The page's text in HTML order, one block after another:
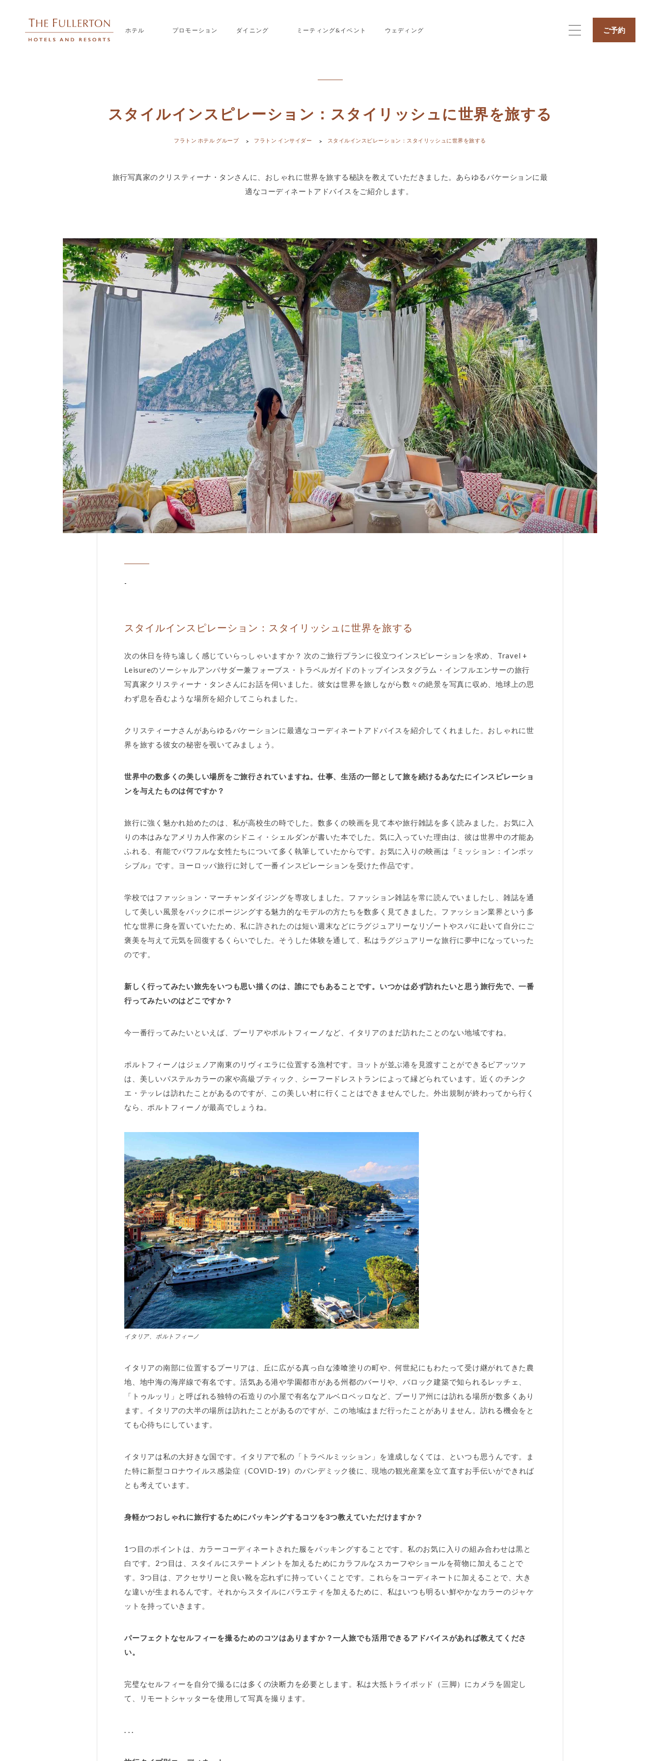
ホテル プロモーション ダイニング ミーティング&イベント ウェディング ご予約
スタイルインスピレーション：スタイリッシュに世界を旅する
フラトン ホテル グループ フラトン インサイダー スタイルインスピレーション：スタイリッシュに世界を旅する
旅行写真家のクリスティーナ・タンさんに、おしゃれに世界を旅する秘訣を教えていただきました。あらゆるバケーションに最
適なコーディネートアドバイスをご紹介します。
-
スタイルインスピレーション：スタイリッシュに世界を旅する
次の休日を待ち遠しく感じていらっしゃいますか？ 次のご旅行プランに役立つインスピレーションを求め、Travel +
Leisureのソーシャルアンバサダー兼フォーブス・トラベルガイドのトップインスタグラム・インフルエンサーの旅行
写真家クリスティーナ・タンさんにお話を伺いました。彼女は世界を旅しながら数々の絶景を写真に収め、地球上の思
わず息を呑むような場所を紹介してこられました。
クリスティーナさんがあらゆるバケーションに最適なコーディネートアドバイスを紹介してくれました。おしゃれに世
界を旅する彼女の秘密を覗いてみましょう。
世界中の数多くの美しい場所をご旅行されていますね。仕事、生活の一部として旅を続けるあなたにインスピレーショ
ンを与えたものは何ですか？
旅行に強く魅かれ始めたのは、私が高校生の時でした。数多くの映画を見て本や旅行雑誌を多く読みました。お気に入
りの本はみなアメリカ人作家のシドニィ・シェルダンが書いた本でした。気に入っていた理由は、彼は世界中の才能あ
ふれる、有能でパワフルな女性たちについて多く執筆していたからです。お気に入りの映画は『ミッション：インポッ
シブル』です。ヨーロッパ旅行に対して一番インスピレーションを受けた作品です。
学校ではファッション・マーチャンダイジングを専攻しました。ファッション雑誌を常に読んでいましたし、雑誌を通
して美しい風景をバックにポージングする魅力的なモデルの方たちを数多く見てきました。ファッション業界という多
忙な世界に身を置いていたため、私に許されたのは短い週末などにラグジュアリーなリゾートやスパに赴いて自分にご
褒美を与えて元気を回復するくらいでした。そうした体験を通して、私はラグジュアリーな旅行に夢中になっていった
のです。
新しく行ってみたい旅先をいつも思い描くのは、誰にでもあることです。いつかは必ず訪れたいと思う旅行先で、一番
行ってみたいのはどこですか？
今一番行ってみたいといえば、プーリアやポルトフィーノなど、イタリアのまだ訪れたことのない地域ですね。
ポルトフィーノはジェノア南東のリヴィエラに位置する漁村です。ヨットが並ぶ港を見渡すことができるピアッツァ
は、美しいパステルカラーの家や高級ブティック、シーフードレストランによって縁どられています。近くのチンク
エ・テッレは訪れたことがあるのですが、この美しい村に行くことはできませんでした。外出規制が終わってから行く
なら、ポルトフィーノが最高でしょうね。
イタリア、ポルトフィーノ
イタリアの南部に位置するプーリアは、丘に広がる真っ白な漆喰塗りの町や、何世紀にもわたって受け継がれてきた農
地、地中海の海岸線で有名です。活気ある港や学園都市がある州都のバーリや、バロック建築で知られるレッチェ、
「トゥルッリ」と呼ばれる独特の石造りの小屋で有名なアルベロベッロなど、プーリア州には訪れる場所が数多くあり
ます。イタリアの大半の場所は訪れたことがあるのですが、この地域はまだ行ったことがありません。訪れる機会をと
ても心待ちにしています。
イタリアは私の大好きな国です。イタリアで私の「トラベルミッション」を達成しなくては、といつも思うんです。ま
た特に新型コロナウイルス感染症（COVID-19）のパンデミック後に、現地の観光産業を立て直すお手伝いができれば
とも考えています。
身軽かつおしゃれに旅行するためにパッキングするコツを3つ教えていただけますか？
1つ目のポイントは、カラーコーディネートされた服をパッキングすることです。私のお気に入りの組み合わせは黒と
白です。2つ目は、スタイルにステートメントを加えるためにカラフルなスカーフやショールを荷物に加えることで
す。3つ目は、アクセサリーと良い靴を忘れずに持っていくことです。これらをコーディネートに加えることで、大き
な違いが生まれるんです。それからスタイルにバラエティを加えるために、私はいつも明るい鮮やかなカラーのジャケ
ットを持っていきます。
パーフェクトなセルフィーを撮るためのコツはありますか？一人旅でも活用できるアドバイスがあれば教えてくださ
い。
完璧なセルフィーを自分で撮るには多くの決断力を必要とします。私は大抵トライポッド（三脚）にカメラを固定し
て、リモートシャッターを使用して写真を撮ります。
. . .